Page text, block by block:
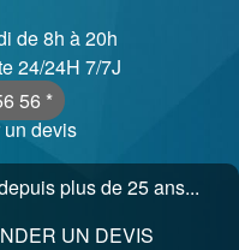
de 8h à 20h
24/24H 7/7J
56 *
devis
plus de 25 ans...
UN DEVIS